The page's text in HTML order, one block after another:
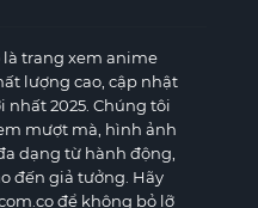
là trang xem anime
lượng cao, cập nhật
nhất 2025. Chúng tôi
mượt mà, hình ảnh
dạng từ hành động,
đến giả tưởng. Hãy
để không bỏ lỡ